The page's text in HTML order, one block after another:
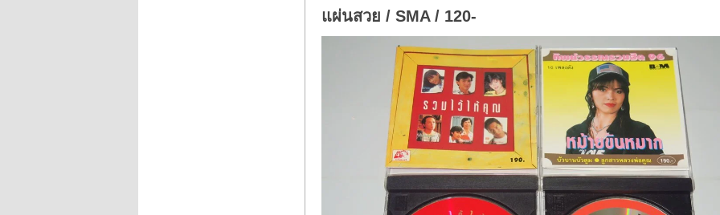
แผ่นสวย / SMA / 120-